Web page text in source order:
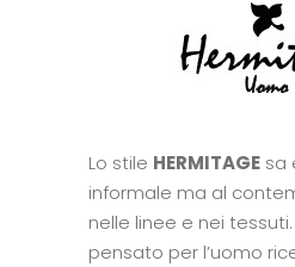
Lo stile HERMITAGE sa
informale ma al
nelle linee e nei
pensato per l’uomo